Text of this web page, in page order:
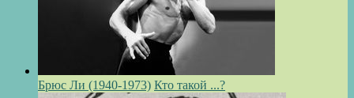
Брюс Ли (1940-1973) Кто такой ...?